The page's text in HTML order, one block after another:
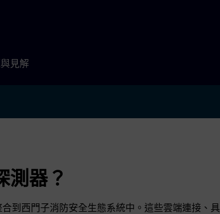
見解
測器？
到西門子消防安全生態系統中。這些雲端連接、具